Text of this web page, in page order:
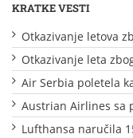
KRATKE VESTI
Otkazivanje letova
Otkazivanje leta
Air Serbia poletela
Austrian Airlines sa
Lufthansa naručila